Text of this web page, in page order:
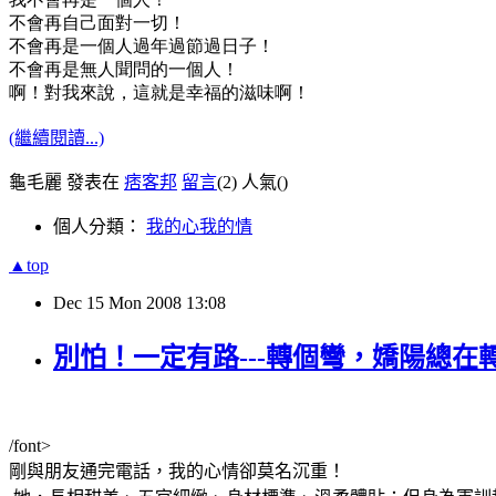
不會再自己面對一切！
不會再是一個人過年過節過日子！
不會再是無人聞問的一個人！
啊！對我來說，這就是幸福的滋味啊！
(繼續閱讀...)
龜毛麗 發表在 痞客邦 留言(2) 人氣()
個人分類： 我的心我的情
▲top
Dec 15 Mon 2008 13:08
別怕！一定有路---轉個彎，嬌陽總在
/font>
剛與朋友通完電話，我的心情卻莫名沉重！